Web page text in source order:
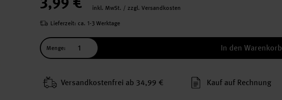
inkl. MwSt. / zzgl. Versandkosten
Lieferzeit: ca. 1-3 Werktage
Menge: In den Warenkorb
Versand­kosten­frei ab 34,99 € Kauf auf Rechnung